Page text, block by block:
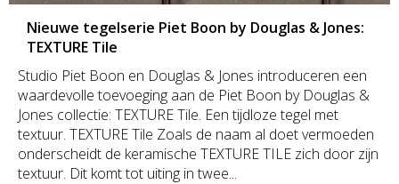
Nieuwe tegelserie Piet Boon by Douglas & Jones:
TEXTURE Tile
Studio Piet Boon en Douglas & Jones introduceren een
waardevolle toevoeging aan de Piet Boon by Douglas &
Jones collectie: TEXTURE Tile. Een tijdloze tegel met
textuur. TEXTURE Tile Zoals de naam al doet vermoeden
onderscheidt de keramische TEXTURE TILE zich door zijn
textuur. Dit komt tot uiting in twee...